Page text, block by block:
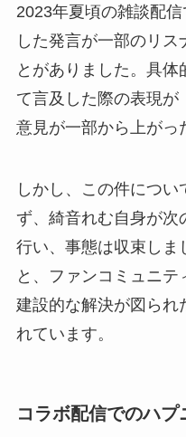
2023年夏頃の雑談配
した発言が一部のリス
とがありました。具
て言及した際の表現が
意見が一部から上がっ
しかし、この件につ
ず、綺音れむ自身が次
行い、事態は収束しま
と、ファンコミュニテ
建設的な解決が図られ
れています。
コラボ配信でのハプ